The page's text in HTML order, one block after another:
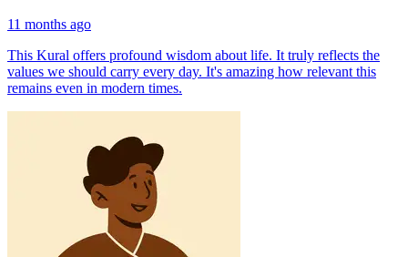
11 months ago
This Kural offers profound wisdom about life. It truly reflects the
values we should carry every day. It's amazing how relevant this
remains even in modern times.